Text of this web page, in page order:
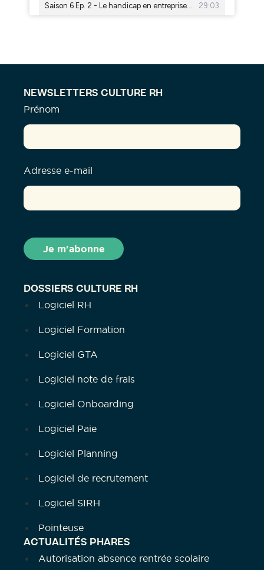
DOSSIERS CULTURE RH
Logiciel RH
Logiciel Formation
Logiciel GTA
Logiciel note de frais
Logiciel Onboarding
Logiciel Paie
Logiciel Planning
Logiciel de recrutement
Logiciel SIRH
Pointeuse
ACTUALITÉS PHARES
Autorisation absence rentrée scolaire
NEWSLETTERS CULTURE RH
Prénom
Adresse e-mail